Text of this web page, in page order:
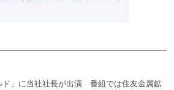
ド」に当社社長が出演 番組では住友金属鉱